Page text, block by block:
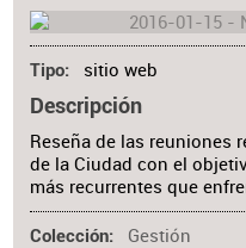
Tipo sitio web
Descripción
Reseña de las reuniones
de la Ciudad con el
más recurrentes que
Colección Gestión